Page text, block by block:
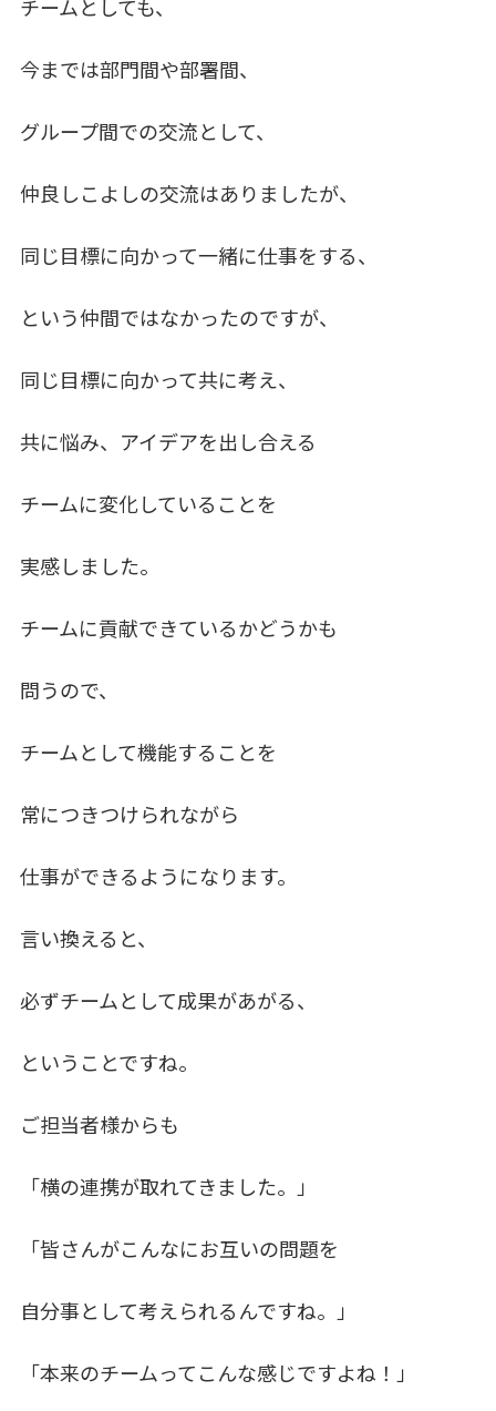
チームとしても、
今までは部門間や部署間、
グループ間での交流として、
仲良しこよしの交流はありましたが、
同じ目標に向かって一緒に仕事をする、
という仲間ではなかったのですが、
同じ目標に向かって共に考え、
共に悩み、アイデアを出し合える
チームに変化していることを
実感しました。
チームに貢献できているかどうかも
問うので、
チームとして機能することを
常につきつけられながら
仕事ができるようになります。
言い換えると、
必ずチームとして成果があがる、
ということですね。
ご担当者様からも
「横の連携が取れてきました。」
「皆さんがこんなにお互いの問題を
自分事として考えられるんですね。」
「本来のチームってこんな感じですよね！」